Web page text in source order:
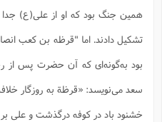
همین جنگ بود که او از علی(ع) جدا
تشکیل دادند. اما "قرظه بن کعب
بود به‌گونه‌ای که آن حضرت پس از
سعد می‌نویسد: «قرظة به روزگار
خشنود باد در کوفه درگذشت و على بر